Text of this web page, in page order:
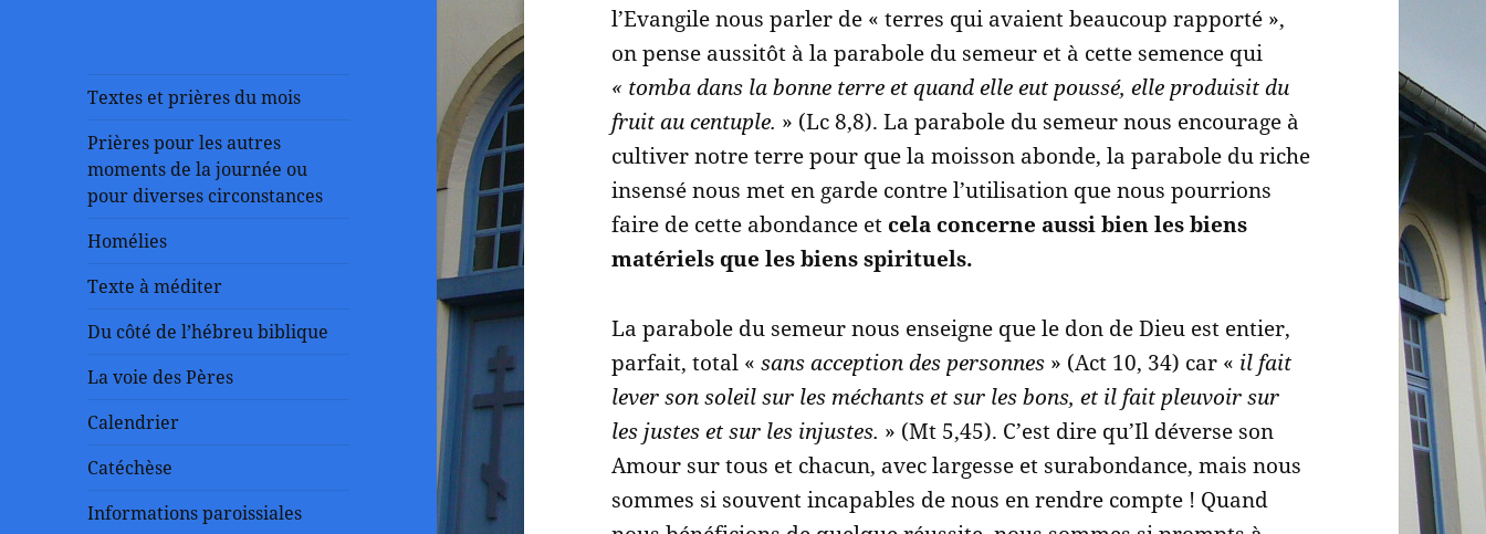
Textes et prières du mois
Prières pour les autres
moments de la journée ou
pour diverses circonstances
Homélies
Texte à méditer
Du côté de l’hébreu biblique
La voie des Pères
Calendrier
Catéchèse
Informations paroissiales
l’Evangile nous parler de « terres qui avaient beaucoup rapporté »,
on pense aussitôt à la parabole du semeur et à cette semence qui
« tomba dans la bonne terre et quand elle eut poussé, elle produisit du
fruit au centuple. » (Lc 8,8). La parabole du semeur nous encourage à
cultiver notre terre pour que la moisson abonde, la parabole du riche
insensé nous met en garde contre l’utilisation que nous pourrions
faire de cette abondance et cela concerne aussi bien les biens
matériels que les biens spirituels.
La parabole du semeur nous enseigne que le don de Dieu est entier,
parfait, total «sans acception des personnes » (Act 10, 34) car « il fait
lever son soleil sur les méchants et sur les bons, et il fait pleuvoir sur
les justes et sur les injustes. » (Mt 5,45). C’est dire qu’Il déverse son
Amour sur tous et chacun, avec largesse et surabondance, mais nous
sommes si souvent incapables de nous en rendre compte ! Quand